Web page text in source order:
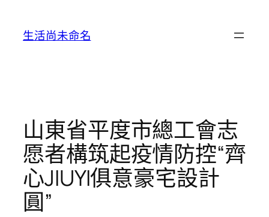
生活尚未命名
山東省平度市總工會志
愿者構筑起疫情防控“齊
心JIUYI俱意豪宅設計
圓”